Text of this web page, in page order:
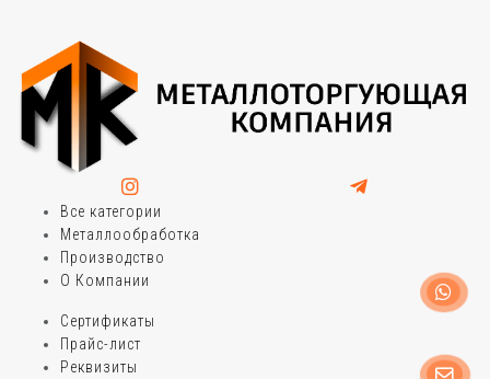
Все категории
Металлообработка
Производство
О Компании
Сертификаты
Прайс-лист
Реквизиты